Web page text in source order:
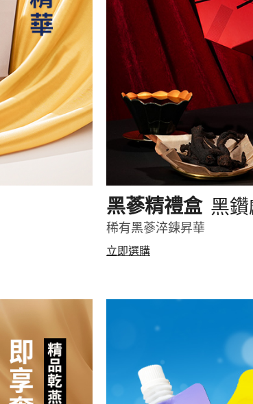
黑蔘精禮盒 黑
稀有黑蔘淬鍊昇華
立即選購